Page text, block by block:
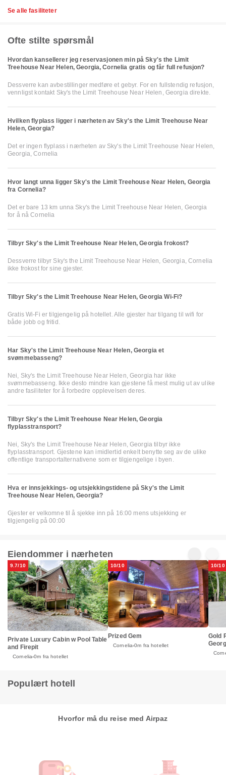
Se alle fasiliteter
Ofte stilte spørsmål
Hvordan kansellerer jeg reservasjonen min på Sky's the Limit
Treehouse Near Helen, Georgia, Cornelia gratis og får full refusjon?
Dessverre kan avbestillinger medføre et gebyr. For en fullstendig refusjon,
vennligst kontakt Sky's the Limit Treehouse Near Helen, Georgia direkte.
Hvilken flyplass ligger i nærheten av Sky's the Limit Treehouse Near
Helen, Georgia?
Det er ingen flyplass i nærheten av Sky's the Limit Treehouse Near Helen,
Georgia, Cornelia
Hvor langt unna ligger Sky's the Limit Treehouse Near Helen, Georgia
fra Cornelia?
Det er bare 13 km unna Sky's the Limit Treehouse Near Helen, Georgia
for å nå Cornelia
Tilbyr Sky's the Limit Treehouse Near Helen, Georgia frokost?
Dessverre tilbyr Sky's the Limit Treehouse Near Helen, Georgia, Cornelia
ikke frokost for sine gjester.
Tilbyr Sky's the Limit Treehouse Near Helen, Georgia Wi-Fi?
Gratis Wi-Fi er tilgjengelig på hotellet. Alle gjester har tilgang til wifi for
både jobb og fritid.
Har Sky's the Limit Treehouse Near Helen, Georgia et
svømmebasseng?
Nei, Sky's the Limit Treehouse Near Helen, Georgia har ikke
svømmebasseng. Ikke desto mindre kan gjestene få mest mulig ut av ulike
andre fasiliteter for å forbedre opplevelsen deres.
Tilbyr Sky's the Limit Treehouse Near Helen, Georgia
flyplasstransport?
Nei, Sky's the Limit Treehouse Near Helen, Georgia tilbyr ikke
flyplasstransport. Gjestene kan imidlertid enkelt benytte seg av de ulike
offentlige transportalternativene som er tilgjengelige i byen.
Hva er innsjekkings- og utsjekkingstidene på Sky's the Limit
Treehouse Near Helen, Georgia?
Gjester er velkomne til å sjekke inn på 16:00 mens utsjekking er
tilgjengelig på 00:00
Eiendommer i nærheten
9.7/10
Private Luxury Cabin w Pool Table
and Firepit
Cornelia 0m fra hotellet
10/10
Prized Gem
Cornelia 0m fra hotellet
10/10
Gold
Populært hotell
Hvorfor må du reise med Airpaz